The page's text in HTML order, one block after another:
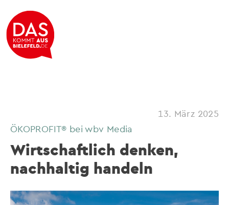
13. März 2025
ÖKOPROFIT® bei wbv Media
Wirtschaftlich denken,
nachhaltig handeln